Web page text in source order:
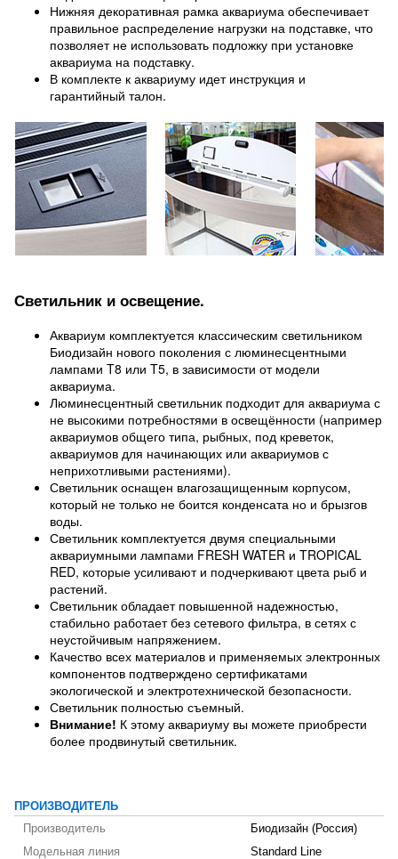
Нижняя декоративная рамка аквариума обеспечивает
правильное распределение нагрузки на подставке, что
позволяет не использовать подложку при установке
аквариума на подставку.
В комплекте к аквариуму идет инструкция и
гарантийный талон.
Светильник и освещение.
Аквариум комплектуется классическим светильником
Биодизайн нового поколения с люминесцентными
лампами T8 или T5, в зависимости от модели
аквариума.
Люминесцентный светильник подходит для аквариума с
не высокими потребностями в освещённости (например
аквариумов общего типа, рыбных, под креветок,
аквариумов для начинающих или аквариумов с
неприхотливыми растениями).
Светильник оснащен влагозащищенным корпусом,
который не только не боится конденсата но и брызгов
воды.
Светильник комплектуется двумя специальными
аквариумными лампами FRESH WATER и TROPICAL
RED, которые усиливают и подчеркивают цвета рыб и
растений.
Светильник обладает повышенной надежностью,
стабильно работает без сетевого фильтра, в сетях с
неустойчивым напряжением.
Качество всех материалов и применяемых электронных
компонентов подтверждено сертификатами
экологической и электротехнической безопасности.
Светильник полностью съемный.
Внимание! К этому аквариуму вы можете приобрести
более продвинутый светильник.
ПРОИЗВОДИТЕЛЬ
Производитель
Биодизайн (Россия)
Модельная линия
Standard Line